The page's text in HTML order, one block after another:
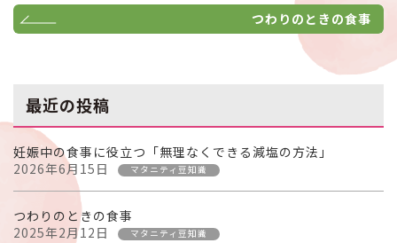
つわりのときの食事
最近の投稿
2026年6月15日 マタニティ豆知識
妊娠中の食事に役立つ「無理なくできる減塩の方法」
2025年2月12日 マタニティ豆知識
つわりのときの食事